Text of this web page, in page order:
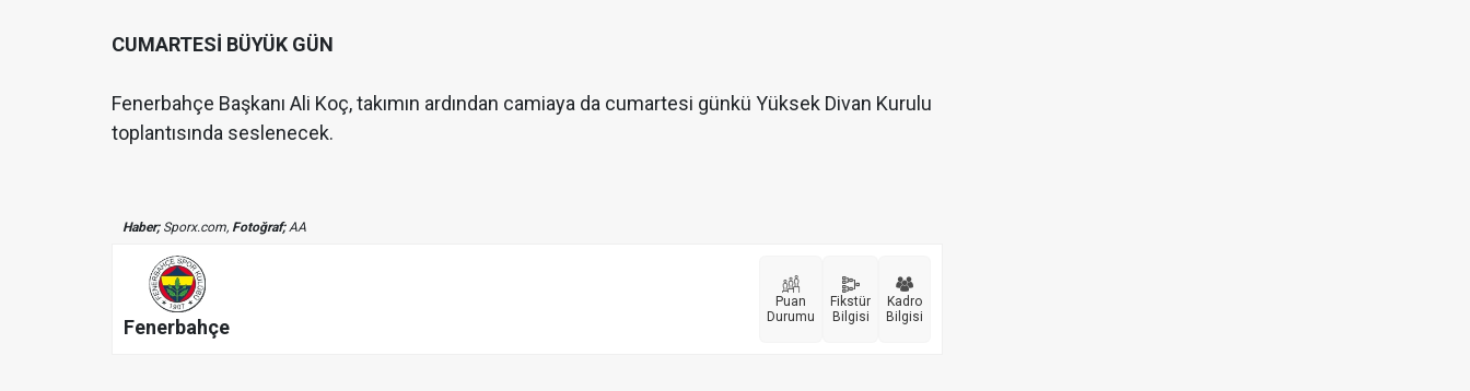
CUMARTESİ BÜYÜK GÜN
Fenerbahçe Başkanı Ali Koç, takımın ardından camiaya da cumartesi günkü Yüksek Divan Kurulu
toplantısında seslenecek.
Haber;Sporx.com, Fotoğraf;AA
Fenerbahçe
Puan
Durumu
Fikstür
Bilgisi
Kadro
Bilgisi